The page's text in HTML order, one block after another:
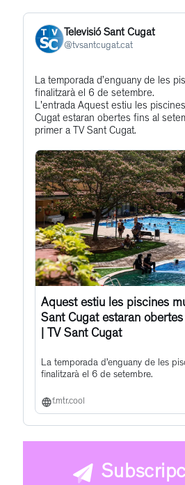
Televisió Sant Cugat
@tvsantcugat.cat
Get
to
this
post
La temporada d’enguany de les
finalitzarà el 6 de setembre.
L'entrada Aquest estiu les
Cugat estaran obertes fins al
primer a TV Sant Cugat.
Aquest estiu les piscines
Sant Cugat estaran
| TV Sant Cugat
La temporada d’enguany de les
finalitzarà el 6 de setembre.
f.mtr.cool